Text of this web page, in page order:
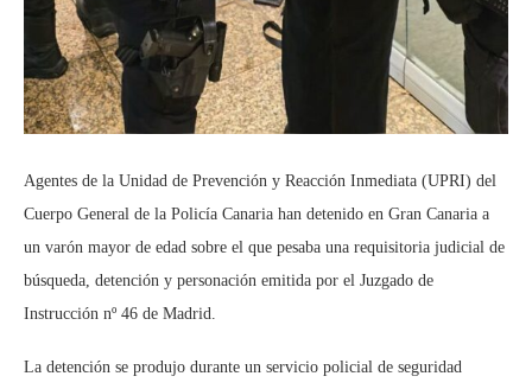
Agentes de la Unidad de Prevención y Reacción Inmediata (UPRI) del
Cuerpo General de la Policía Canaria han detenido en Gran Canaria a
un varón mayor de edad sobre el que pesaba una requisitoria judicial de
búsqueda, detención y personación emitida por el Juzgado de
Instrucción nº 46 de Madrid.
La detención se produjo durante un servicio policial de seguridad